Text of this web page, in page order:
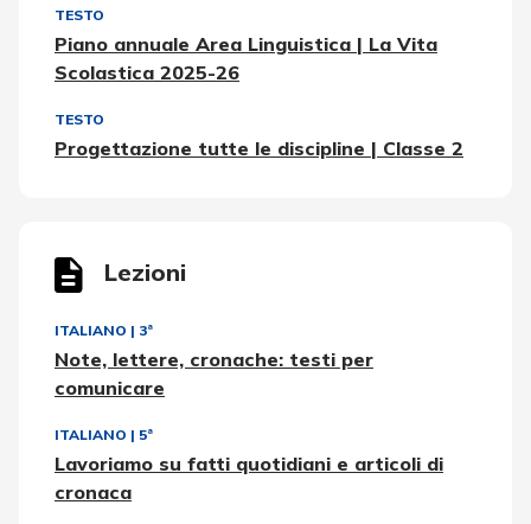
TESTO
Piano annuale Area Linguistica | La Vita
Scolastica 2025-26
TESTO
Progettazione tutte le discipline | Classe 2
Lezioni
ITALIANO | 3ª
Note, lettere, cronache: testi per
comunicare
ITALIANO | 5ª
Lavoriamo su fatti quotidiani e articoli di
cronaca